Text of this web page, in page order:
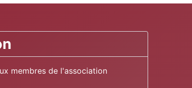
membres de l'association